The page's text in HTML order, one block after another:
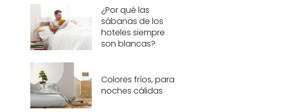
¿Por qué las
sábanas de los
hoteles siempre
son blancas?
Colores fríos, para
noches cálidas